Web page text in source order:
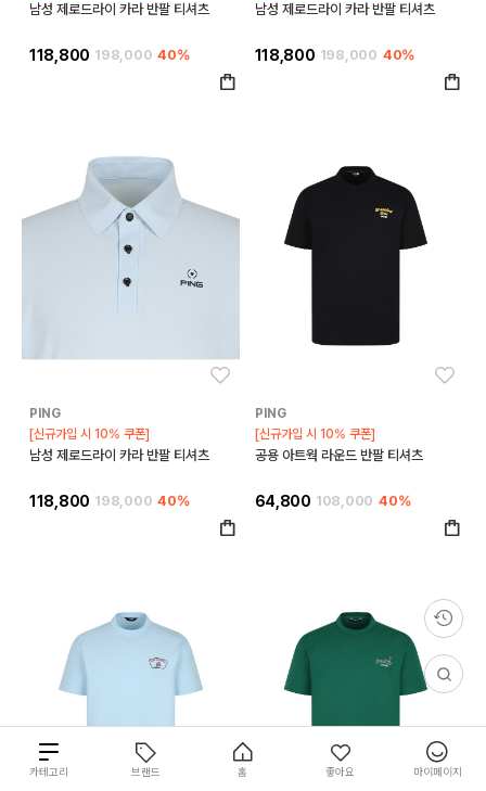
남성 제로드라이 카라 반팔 티셔츠
118,800 198,000 40%
남성 제로드라이 카라 반팔 티셔츠
118,800 198,000 40%
PING
[신규가입 시 10% 쿠폰]
남성 제로드라이 카라 반팔 티셔츠
118,800 198,000 40%
PING
[신규가입 시 10% 쿠폰]
공용 아트웍 라운드 반팔 티셔츠
64,800 108,000 40%
카테고리 브랜드 홈 좋아요 마이페이지